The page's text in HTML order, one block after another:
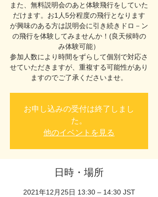
また、無料説明会のあと体験飛行をしていた
だけます。お1人5分程度の飛行となります
が興味のある方は説明会に引き続きドロ－ン
の飛行を体験してみませんか！(良天候時の
み体験可能）
参加人数により時間をずらして個別で対応さ
せていただきますが、重複する可能性があり
ますのでご了承くださいませ。
お申し込みの受付は終了しまし
た。
他のイベントを見る
日時・場所
2021年12月25日 13:30 – 14:30 JST